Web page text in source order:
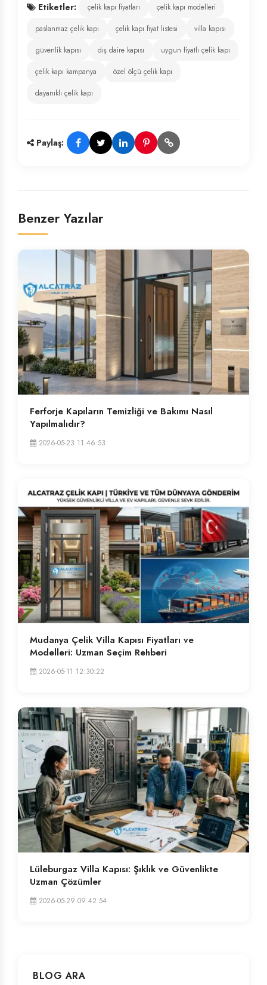
Etiketler: çelik kapı fiyatları
çelik kapı modelleri
paslanmaz çelik kapı
çelik kapı fiyat listesi
villa kapısı
güvenlik kapısı
dış daire kapısı
uygun fiyatlı çelik kapı
çelik kapı kampanya
özel ölçü çelik kapı
dayanıklı çelik kapı
Paylaş:
Benzer Yazılar
Ferforje Kapıların Temizliği ve Bakımı Nasıl
Yapılmalıdır?
2026-05-23 11:46:53
Mudanya Çelik Villa Kapısı Fiyatları ve
Modelleri: Uzman Seçim Rehberi
2026-05-11 12:30:22
Lüleburgaz Villa Kapısı: Şıklık ve Güvenlikte
Uzman Çözümler
2026-05-29 09:42:54
BLOG ARA